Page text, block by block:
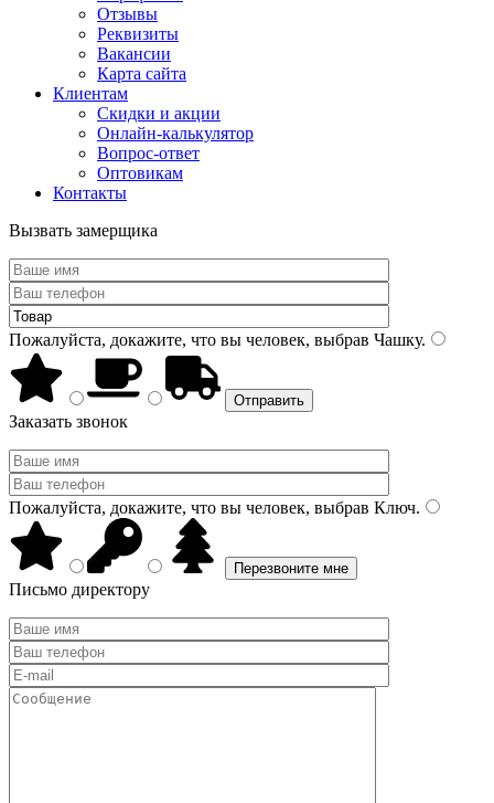
Отзывы
Реквизиты
Вакансии
Карта сайта
Клиентам
Скидки и акции
Онлайн-калькулятор
Вопрос-ответ
Оптовикам
Контакты
Вызвать замерщика
Пожалуйста, докажите, что вы человек, выбрав Чашку.
Заказать звонок
Пожалуйста, докажите, что вы человек, выбрав Ключ.
Письмо директору